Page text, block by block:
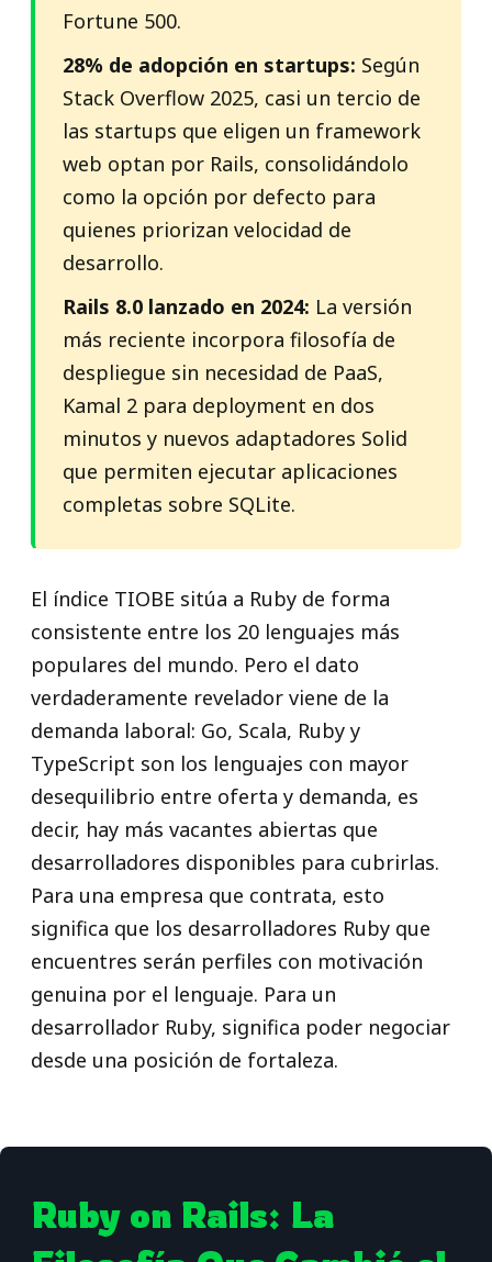
Fortune 500.
28% de adopción en startups: Según
Stack Overflow 2025, casi un tercio de
las startups que eligen un framework
web optan por Rails, consolidándolo
como la opción por defecto para
quienes priorizan velocidad de
desarrollo.
Rails 8.0 lanzado en 2024: La versión
más reciente incorpora filosofía de
despliegue sin necesidad de PaaS,
Kamal 2 para deployment en dos
minutos y nuevos adaptadores Solid
que permiten ejecutar aplicaciones
completas sobre SQLite.
El índice TIOBE sitúa a Ruby de forma
consistente entre los 20 lenguajes más
populares del mundo. Pero el dato
verdaderamente revelador viene de la
demanda laboral: Go, Scala, Ruby y
TypeScript son los lenguajes con mayor
desequilibrio entre oferta y demanda, es
decir, hay más vacantes abiertas que
desarrolladores disponibles para cubrirlas.
Para una empresa que contrata, esto
significa que los desarrolladores Ruby que
encuentres serán perfiles con motivación
genuina por el lenguaje. Para un
desarrollador Ruby, significa poder negociar
desde una posición de fortaleza.
Ruby on Rails: La